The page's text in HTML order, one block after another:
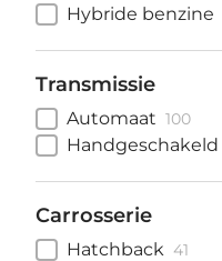
Hybride benzine
Transmissie
Automaat 100
Handgeschakeld
Carrosserie
Hatchback 41